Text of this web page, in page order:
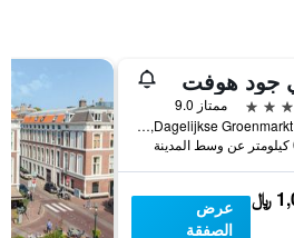
جود هوفت
ممتاز 9.0
Dagelijkse Groenmarkt 13, لاهاي, مقاطعة جنوب هولندا, هولندا
﷼
عرض
الصفقة